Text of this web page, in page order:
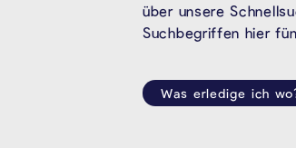
über unsere
Suchbegriffen hier
Was erledige ich